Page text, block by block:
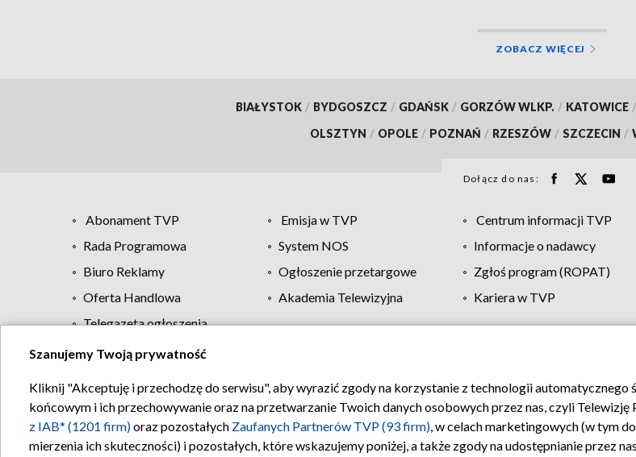
ZOBACZ WIĘCEJ
BIAŁYSTOK / BYDGOSZCZ / GDAŃSK / GORZÓW WLKP. / KATOWICE /
OLSZTYN / OPOLE / POZNAŃ / RZESZÓW / SZCZECIN /
Dołącz do nas:
Abonament TVP Emisja w TVP Centrum informacji TVP
Rada Programowa
System NOS Informacje o nadawcy
Biuro Reklamy
Ogłoszenie przetargowe Zgłoś program (ROPAT)
Oferta Handlowa
Akademia Telewizyjna Kariera w TVP
Telegazeta ogłoszenia
Regulamin TVP Polityka prywatności Moje zgody
Szanujemy Twoją prywatność
Kliknij "Akceptuję i przechodzę do serwisu", aby wyrazić zgody na korzystanie z technologii
końcowym i ich przechowywanie oraz na przetwarzanie Twoich danych osobowych przez nas, czyli Telewizję
z IAB* (1201 firm)oraz pozostałych Zaufanych Partnerów TVP (93 firm), w celach marketingowych (w tym
mierzenia ich skuteczności) i pozostałych, które wskazujemy poniżej, a także zgody na udostępnianie przez